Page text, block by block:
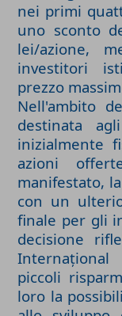
nei primi
uno sconto
lei/azione,
investitori
prezzo
Nell'ambito
destinata
inizialmente
azioni
manifestato,
con un
finale per gli
decisione
piccoli
loro la